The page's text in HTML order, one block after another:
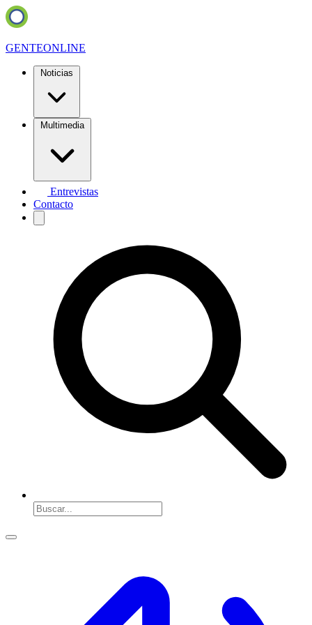
GENTEONLINE
Noticias
Multimedia
Entrevistas
Contacto